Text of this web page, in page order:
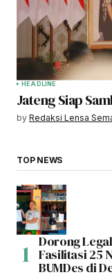
HEADLINE
Jateng Siap
by Redaksi Lensa
TOP NEWS
Dorong
Fasilitasi 25
BUMDes di